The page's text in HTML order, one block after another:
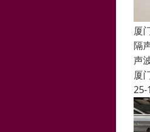
厦
隔
声
厦
25-